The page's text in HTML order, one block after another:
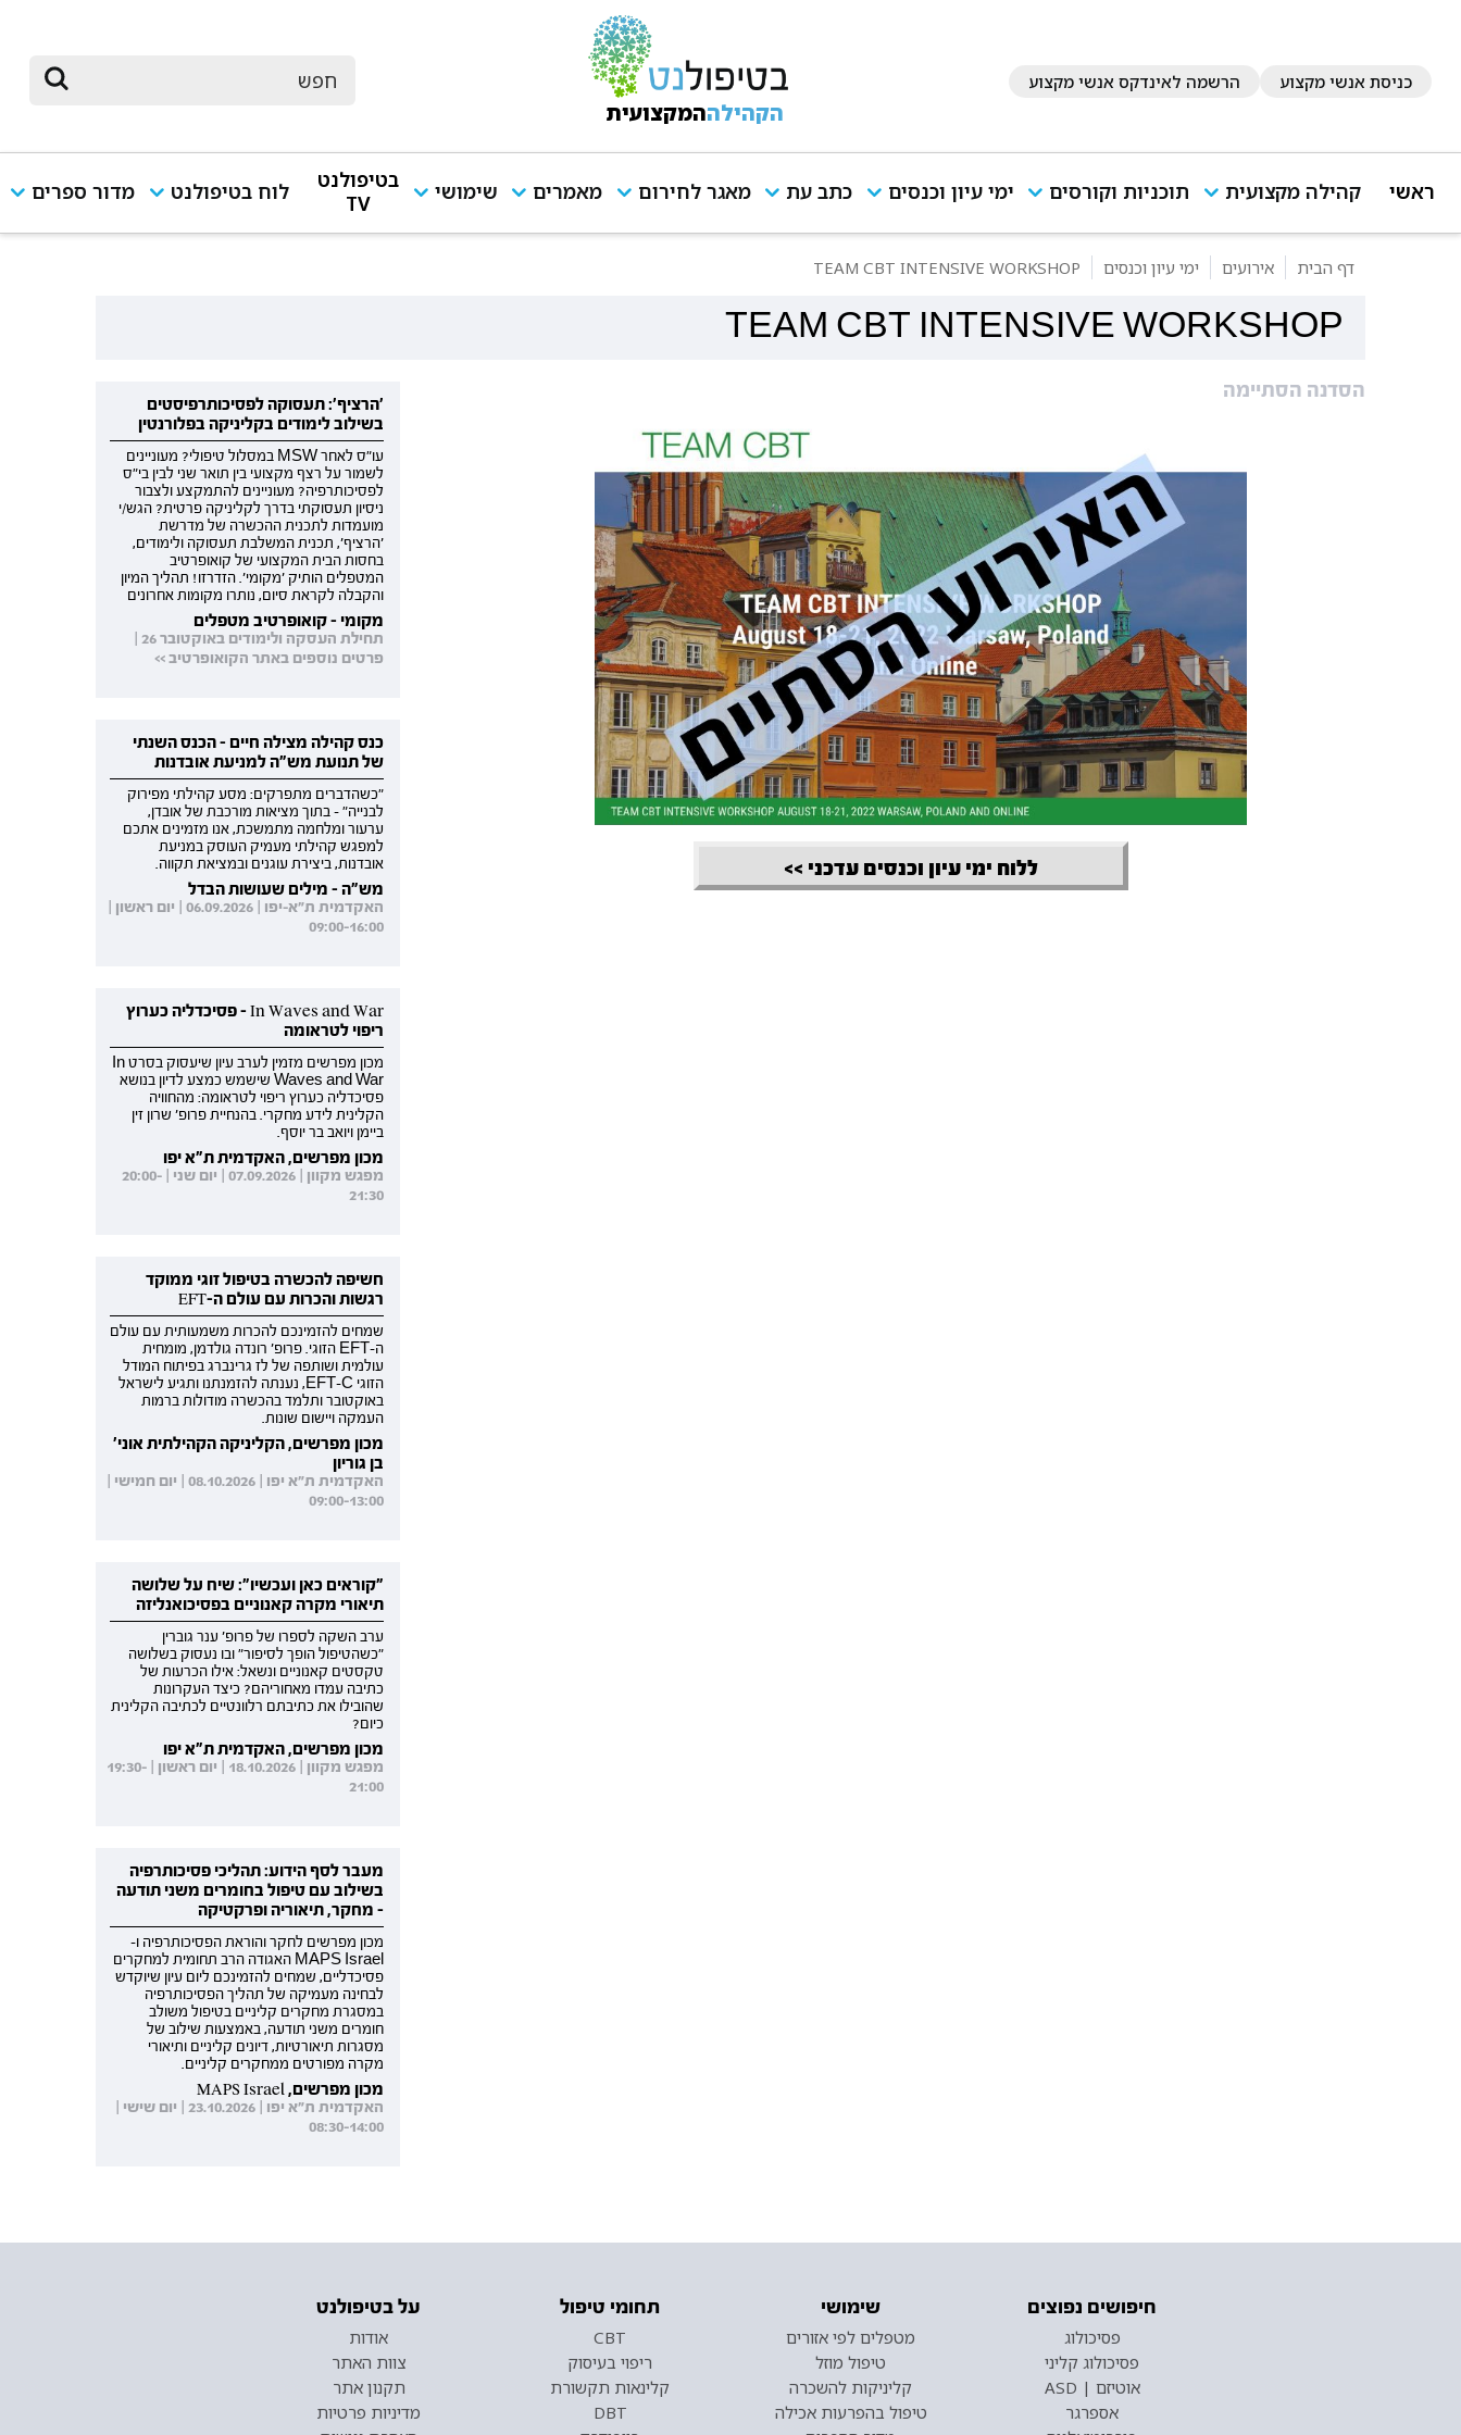
כניסת אנשי מקצוע הרשמה לאינדקס אנשי מקצוע
הקהילההמקצועית
ראשי קהילה מקצועית תוכניות וקורסים ימי עיון וכנסים כתב עת מאגר לחירום מאמרים שימושי
בטיפולנט
TV
לוח בטיפולנט מדור ספרים
דף הבית אירועים ימי עיון וכנסים TEAM CBT INTENSIVE WORKSHOP
TEAM CBT INTENSIVE WORKSHOP
הסדנה הסתיימה
ללוח ימי עיון וכנסים עדכני >>
'הרציף': תעסוקה לפסיכותרפיסטים
בשילוב לימודים בקליניקה בפלורנטין
עו"ס לאחר MSW במסלול טיפולי? מעוניינים
לשמור על רצף מקצועי בין תואר שני לבין בי"ס
לפסיכותרפיה? מעוניינים להתמקצע ולצבור
ניסיון תעסוקתי בדרך לקליניקה פרטית? הגש/י
מועמדות לתכנית ההכשרה של מדרשת
'הרציף', תכנית המשלבת תעסוקה ולימודים,
בחסות הבית המקצועי של קואופרטיב
המטפלים הותיק 'מקומי'. הזדרזו! תהליך המיון
והקבלה לקראת סיום, נותרו מקומות אחרונים
מקומי - קואופרטיב מטפלים
תחילת העסקה ולימודים באוקטובר 26 |
פרטים נוספים באתר הקואופרטיב >>
כנס קהילה מצילה חיים - הכנס השנתי
של תנועת מש"ה למניעת אובדנות
"כשהדברים מתפרקים: מסע קהילתי מפירוק
לבנייה" - בתוך מציאות מורכבת של אובדן,
ערעור ומלחמה מתמשכת, אנו מזמינים אתכם
למפגש קהילתי מעמיק העוסק במניעת
אובדנות, ביצירת עוגנים ובמציאת תקווה.
מש"ה - מילים שעושות הבדל
האקדמית ת"א-יפו | 06.09.2026 | יום ראשון |
09:00-16:00
In Waves and War - פסיכדליה כערוץ
ריפוי לטראומה
מכון מפרשים מזמין לערב עיון שיעסוק בסרט In
Waves and War שישמש כמצע לדיון בנושא
פסיכדליה כערוץ ריפוי לטראומה: מהחוויה
הקלינית לידע מחקרי. בהנחיית פרופ' שרון זין
ביימן ויואב בר יוסף.
מכון מפרשים, האקדמית ת"א יפו
מפגש מקוון | 07.09.2026 | יום שני | 20:00-
21:30
חשיפה להכשרה בטיפול זוגי ממוקד
רגשות והכרות עם עולם ה-EFT
שמחים להזמינכם להכרות משמעותית עם עולם
ה-EFT הזוגי. פרופ' רונדה גולדמן, מומחית
עולמית ושותפה של לז גרינברג בפיתוח המודל
הזוגי EFT-C, נענתה להזמנתנו ותגיע לישראל
באוקטובר ותלמד בהכשרה מודולות ברמות
העמקה ויישום שונות.
מכון מפרשים, הקליניקה הקהילתית אוני'
בן גוריון
האקדמית ת"א יפו | 08.10.2026 | יום חמישי |
09:00-13:00
"קוראים כאן ועכשיו": שיח על שלושה
תיאורי מקרה קאנוניים בפסיכואנליזה
ערב השקה לספרו של פרופ' ענר גוברין
"כשהטיפול הופך לסיפור" ובו נעסוק בשלושה
טקסטים קאנוניים ונשאל: אילו הכרעות של
כתיבה עמדו מאחוריהם? כיצד העקרונות
שהובילו את כתיבתם רלוונטיים לכתיבה הקלינית
כיום?
מכון מפרשים, האקדמית ת"א יפו
מפגש מקוון | 18.10.2026 | יום ראשון | 19:30-
21:00
מעבר לסף הידוע: תהליכי פסיכותרפיה
בשילוב עם טיפול בחומרים משני תודעה
- מחקר, תיאוריה ופרקטיקה
מכון מפרשים לחקר והוראת הפסיכותרפיה ו-
MAPS Israel האגודה הרב תחומית למחקרים
פסיכדליים, שמחים להזמינכם ליום עיון שיוקדש
לבחינה מעמיקה של תהליך הפסיכותרפיה
במסגרת מחקרים קליניים בטיפול משולב
חומרים משני תודעה, באמצעות שילוב של
מסגרות תיאורטיות, דיונים קליניים ותיאורי
מקרה מפורטים ממחקרים קליניים.
מכון מפרשים, MAPS Israel
האקדמית ת"א יפו | 23.10.2026 | יום שישי |
08:30-14:00
חיפושים נפוצים
פסיכולוג
פסיכולוג קליני
אוטיזם | ASD
אספרגר
שימושי
מטפלים לפי אזורים
טיפול מוזל
קליניקות להשכרה
טיפול בהפרעות אכילה
תחומי טיפול
CBT
ריפוי בעיסוק
קלינאות תקשורת
DBT
על בטיפולנט
אודות
צוות האתר
תקנון אתר
מדיניות פרטיות